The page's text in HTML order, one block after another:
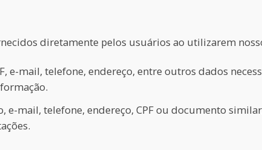
diretamente pelos usuários ao utilizarem
e-mail, telefone, endereço, entre outros dados
e-mail, telefone, endereço, CPF ou documento